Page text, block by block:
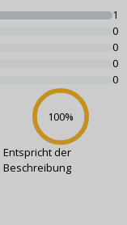
1
0
0
0
0
100%
Entspricht der
Beschreibung